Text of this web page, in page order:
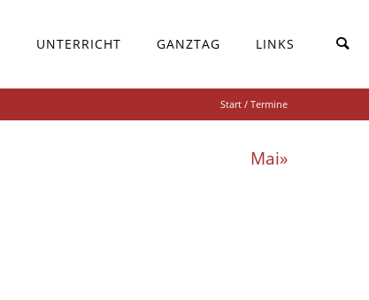
UNTERRICHT GANZTAG LINKS
Start / Termine
Mai»